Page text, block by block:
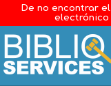
De no encontrar
electrónico